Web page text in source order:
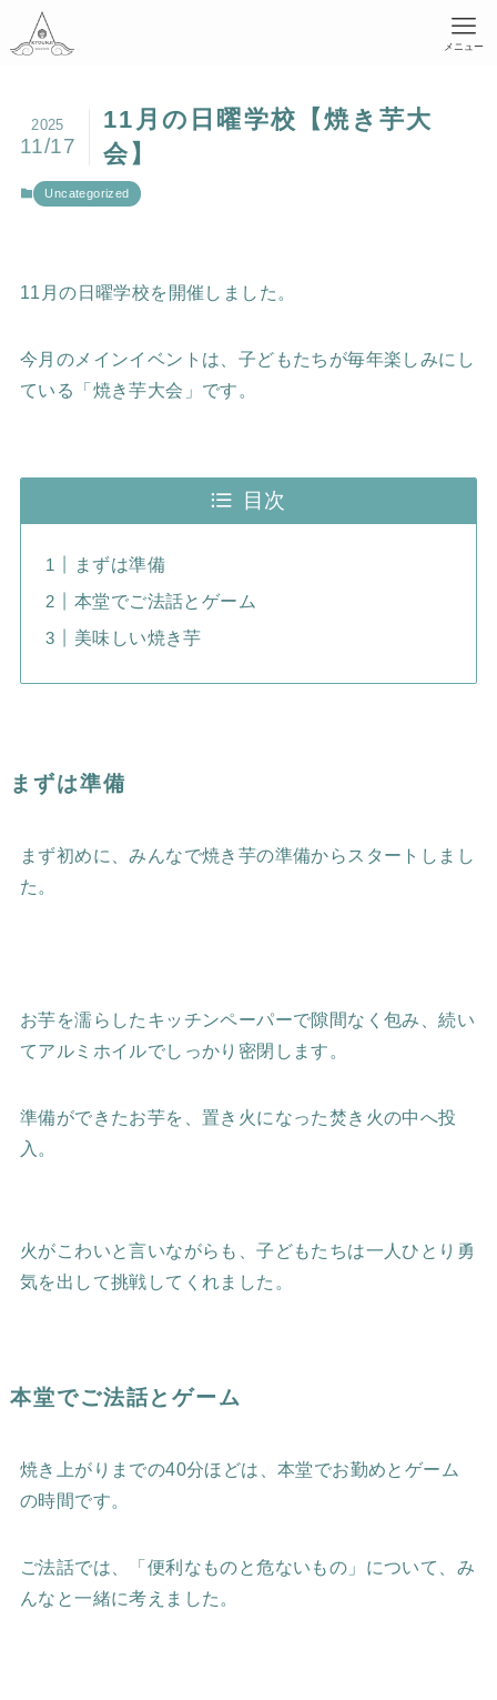
メニュー
11月の日曜学校【焼き芋大
会】
2025
11/17
Uncategorized
11月の日曜学校を開催しました。
今月のメインイベントは、子どもたちが毎年楽しみにし
ている「焼き芋大会」です。
目次
まずは準備
本堂でご法話とゲーム
美味しい焼き芋
まずは準備
まず初めに、みんなで焼き芋の準備からスタートしまし
た。
お芋を濡らしたキッチンペーパーで隙間なく包み、続い
てアルミホイルでしっかり密閉します。
準備ができたお芋を、置き火になった焚き火の中へ投
入。
火がこわいと言いながらも、子どもたちは一人ひとり勇
気を出して挑戦してくれました。
本堂でご法話とゲーム
焼き上がりまでの40分ほどは、本堂でお勤めとゲーム
の時間です。
ご法話では、「便利なものと危ないもの」について、み
んなと一緒に考えました。